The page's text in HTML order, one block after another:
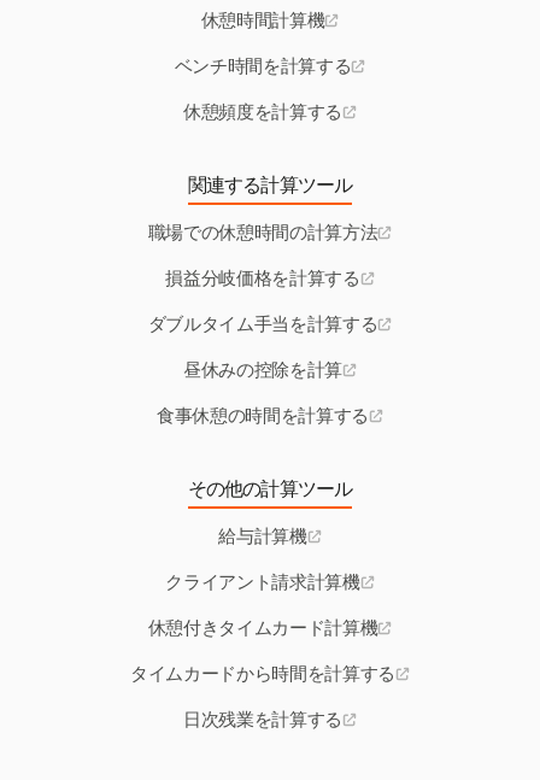
休憩時間計算機
ベンチ時間を計算する
休憩頻度を計算する
関連する計算ツール
職場での休憩時間の計算方法
損益分岐価格を計算する
ダブルタイム手当を計算する
昼休みの控除を計算
食事休憩の時間を計算する
その他の計算ツール
給与計算機
クライアント請求計算機
休憩付きタイムカード計算機
タイムカードから時間を計算する
日次残業を計算する